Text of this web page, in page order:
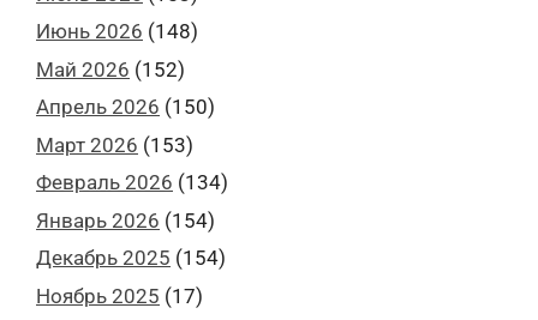
Июнь 2026 (148)
Май 2026 (152)
Апрель 2026 (150)
Март 2026 (153)
Февраль 2026 (134)
Январь 2026 (154)
Декабрь 2025 (154)
Ноябрь 2025 (17)